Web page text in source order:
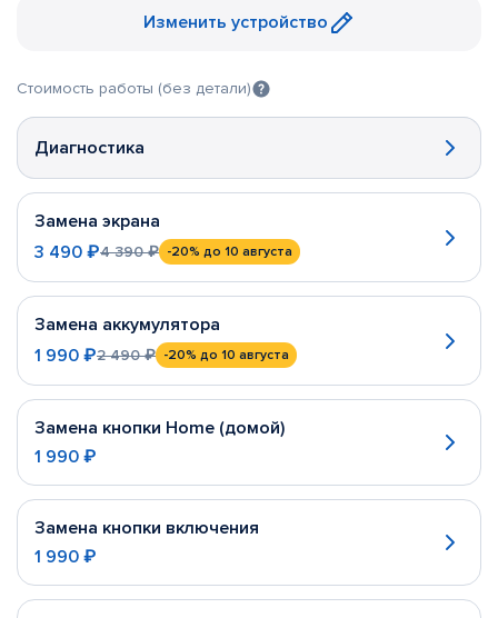
Изменить устройство
Стоимость работы (без детали)
Диагностика
Замена экрана
3 490 ₽4 390 ₽ -20% до 10 августа
Замена аккумулятора
1 990 ₽2 490 ₽ -20% до 10 августа
Замена кнопки Home (домой)
1 990 ₽
Замена кнопки включения
1 990 ₽